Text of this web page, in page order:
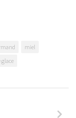
miel
glace